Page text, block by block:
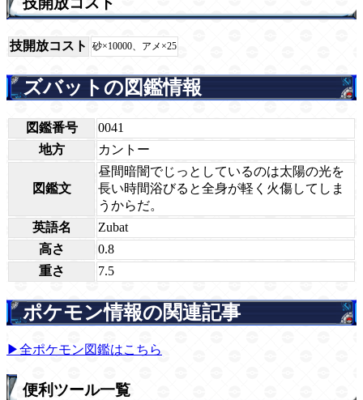
技開放コスト 砂×10000、アメ×25
ズバットの図鑑情報
図鑑番号
0041
地方
カントー
図鑑文
昼間暗闇でじっとしているのは太陽の光を
長い時間浴びると全身が軽く火傷してしま
うからだ。
英語名
Zubat
高さ
0.8
重さ
7.5
ポケモン情報の関連記事
▶全ポケモン図鑑はこちら
便利ツール一覧